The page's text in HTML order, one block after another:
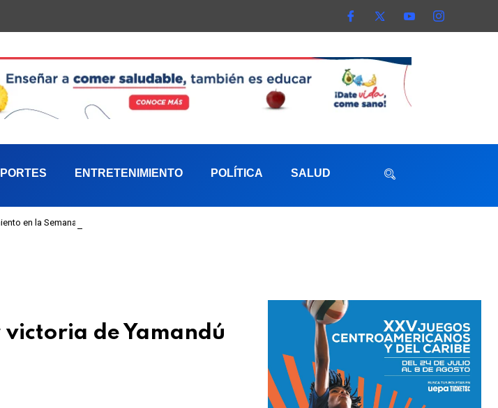
ENTRETENIMIENTO POLÍTICA SALUD
en la Semana Mundial de la Lactancia Materna
de Yamandú